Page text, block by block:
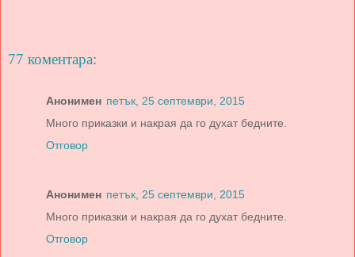
77 коментара:
Анонимен петък, 25 септември, 2015
Много приказки и накрая да го духат бедните.
Отговор
Анонимен петък, 25 септември, 2015
Много приказки и накрая да го духат бедните.
Отговор